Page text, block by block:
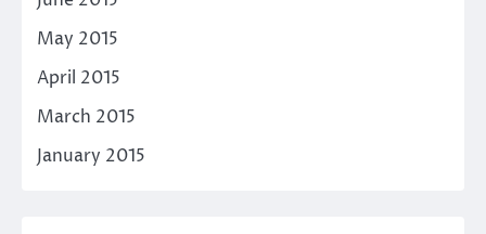
May 2015
April 2015
March 2015
January 2015